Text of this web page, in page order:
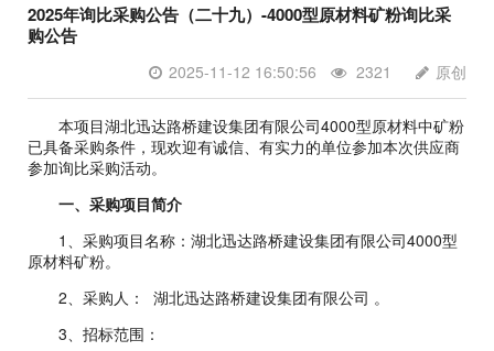
2025年询比采购公告（二十九）-4000型原材料矿粉询比采
购公告
2025-11-12 16:50:56 2321 原创
本项目湖北迅达路桥建设集团有限公司4000型原材料中矿粉
已具备采购条件，现欢迎有诚信、有实力的单位参加本次供应商
参加询比采购活动。
一、采购项目简介
1、采购项目名称：湖北迅达路桥建设集团有限公司4000型
原材料矿粉。
2、采购人： 湖北迅达路桥建设集团有限公司 。
3、招标范围：